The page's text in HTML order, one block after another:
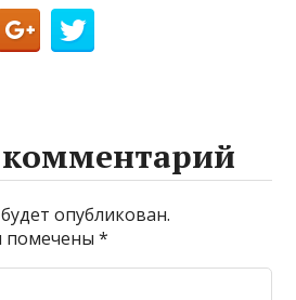
опубликован.
помечены*